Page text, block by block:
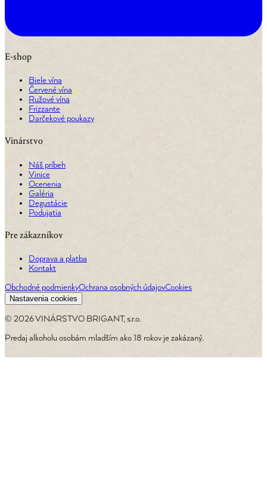
E-shop
Biele vína
Červené vína
Ružové vína
Frizzante
Darčekové poukazy
Vinárstvo
Náš príbeh
Vinice
Ocenenia
Galéria
Degustácie
Podujatia
Pre zákazníkov
Doprava a platba
Kontakt
Obchodné podmienkyOchrana osobných údajovCookies
Nastavenia cookies
© 2026VINÁRSTVO BRIGANT, s.r.o.
Predaj alkoholu osobám mladším ako 18 rokov je zakázaný.